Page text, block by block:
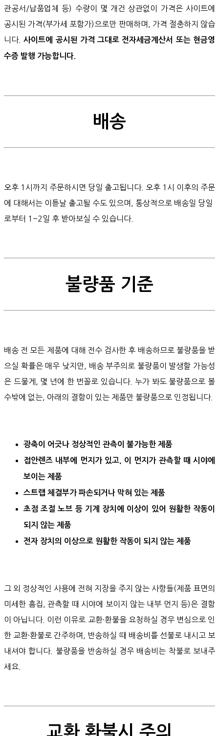
관공서/납품업체 등) 수량이 몇 개건 상관없이 가격은 사이트에
공시된 가격(부가세 포함가)으로만 판매하며, 가격 절충하지 않습
니다.사이트에 공시된 가격 그대로 전자세금계산서 또는 현금영
수증 발행 가능합니다.
배송
오후 1시까지 주문하시면 당일 출고됩니다. 오후 1시 이후의 주문
에 대해서는 이튿날 출고될 수도 있으며, 통상적으로 배송일 당일
로부터 1~2일 후 받아보실 수 있습니다.
불량품 기준
배송 전 모든 제품에 대해 전수 검사한 후 배송하므로 불량품을 받
으실 확률은 매우 낮지만, 배송 부주의로 불량품이 발생할 가능성
은 드물게, 몇 년에 한 번꼴로 있습니다. 누가 봐도 불량품으로 볼
수밖에 없는, 아래의 결함이 있는 제품만 불량품으로 인정됩니다.
광축이 어긋나 정상적인 관측이 불가능한 제품
접안렌즈 내부에 먼지가 있고, 이 먼지가 관측할 때 시야에
보이는 제품
스트랩 체결부가 파손되거나 막혀 있는 제품
초점 조절 노브 등 기계 장치에 이상이 있어 원활한 작동이
되지 않는 제품
전자 장치의 이상으로 원활한 작동이 되지 않는 제품
그 외 정상적인 사용에 전혀 지장을 주지 않는 사항들(제품 표면의
미세한 흠집, 관측할 때 시야에 보이지 않는 내부 먼지 등)은 결함
이 아닙니다. 이런 이유로 교환·환불을 요청하실 경우 변심으로 인
한 교환·환불로 간주하며, 반송하실 때 배송비를 선불로 내시고 보
내셔야 합니다. 불량품을 반송하실 경우 배송비는 착불로 보내주
세요.
교환 환불시 주의